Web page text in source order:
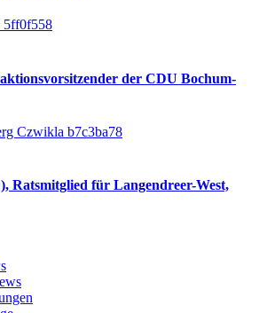
der CDU Bochum-
Ratsmitglied für Langendreer-West,